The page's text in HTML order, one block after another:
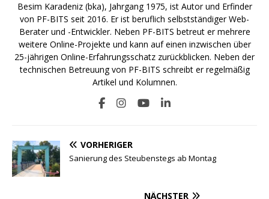
Besim Karadeniz (bka), Jahrgang 1975, ist Autor und Erfinder
von PF-BITS seit 2016. Er ist beruflich selbstständiger Web-
Berater und -Entwickler. Neben PF-BITS betreut er mehrere
weitere Online-Projekte und kann auf einen inzwischen über
25-jährigen Online-Erfahrungsschatz zurückblicken. Neben der
technischen Betreuung von PF-BITS schreibt er regelmäßig
Artikel und Kolumnen.
VORHERIGER
Sanierung des Steubenstegs ab Montag
NÄCHSTER